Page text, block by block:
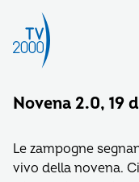
Novena 2.0, 19
Le zampogne
vivo della novena.